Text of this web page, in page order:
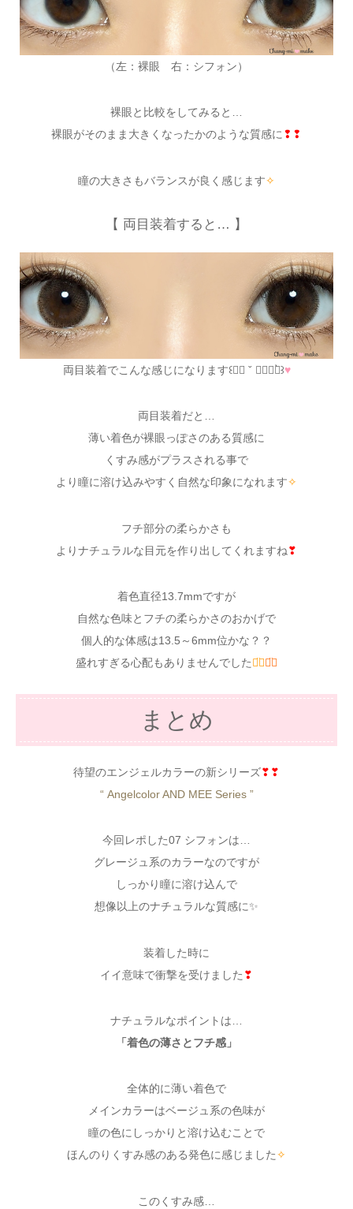
（左：裸眼 右：シフォン）
裸眼と比較をしてみると…
裸眼がそのまま大きくなったかのような質感に❢❢
瞳の大きさもバランスが良く感じます✧
【 両目装着すると… 】
両目装着でこんな感じになります꒰❛⃘ ˇ ❜⃘⃘๑̀꒱♥
両目装着だと…
薄い着色が裸眼っぽさのある質感に
くすみ感がプラスされる事で
より瞳に溶け込みやすく自然な印象になれます✧
フチ部分の柔らかさも
よりナチュラルな目元を作り出してくれますね❣
着色直径13.7mmですが
自然な色味とフチの柔らかさのおかげで
個人的な体感は13.5～6mm位かな？？
盛れすぎる心配もありませんでした◡̈⃝◡̈⃝
まとめ
待望のエンジェルカラーの新シリーズ❣❣
“ Angelcolor AND MEE Series ”
今回レポした07 シフォンは…
グレージュ系のカラーなのですが
しっかり瞳に溶け込んで
想像以上のナチュラルな質感に✨
装着した時に
イイ意味で衝撃を受けました ❣
ナチュラルなポイントは…
「着色の薄さとフチ感」
全体的に薄い着色で
メインカラーはベージュ系の色味が
瞳の色にしっかりと溶け込むことで
ほんのりくすみ感のある発色に感じました✧
このくすみ感…